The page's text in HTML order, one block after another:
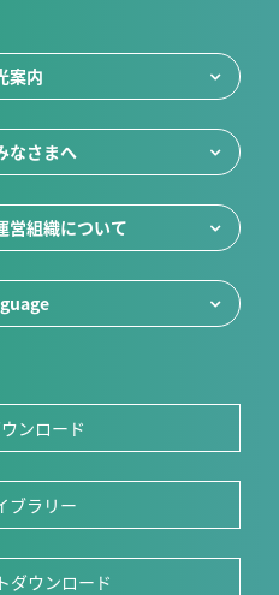
案内
なさまへ
営組織について
ンロード
ブラリー
ダウンロード